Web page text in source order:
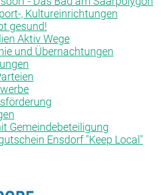
, Kultureinrichtungen
gesund!
Aktiv Wege
und Übernachtungen
Gemeindebeteiligung
Ensdorf "Keep Local"